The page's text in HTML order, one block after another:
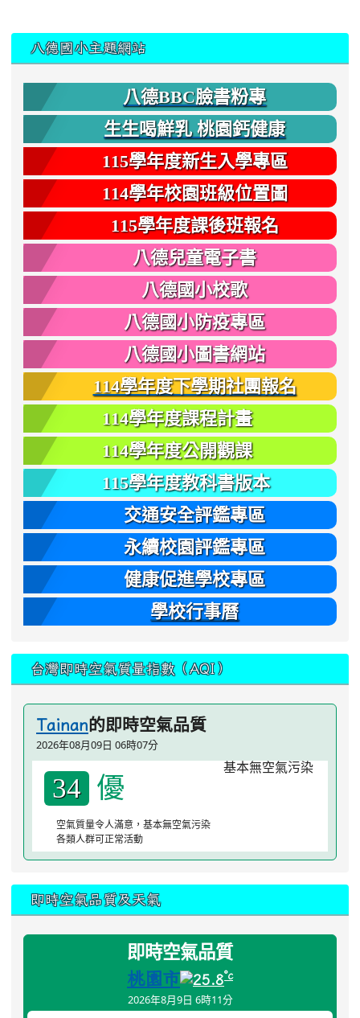
八德國小主題網站
八德BBC臉書粉專
生生喝鮮乳 桃園鈣健康
115學年度新生入學專區
114學年校園班級位置圖
115學年度課後班報名
八德兒童電子書
八德國小校歌
八德國小防疫專區
八德國小圖書網站
114學年度下學期社團報名
114學年度課程計畫
114學年度公開觀課
115學年度教科書版本
交通安全評鑑專區
永續校園評鑑專區
健康促進學校專區
學校行事曆
台灣即時空氣質量指數（AQI）
Tainan的即時空氣品質
2026年08月09日 06時07分
34 優
空氣質量令人滿意，基本無空氣污染
各類人群可正常活動
即時空氣品質及天氣
即時空氣品質
桃園市 25.8°c
2026年8月9日 6時11分